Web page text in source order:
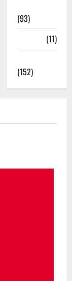
(93)
(11)
(152)